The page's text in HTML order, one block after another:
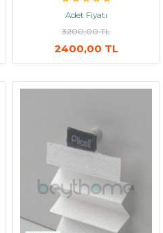
Adet Fiyatı
3200,00 TL
2400,00 TL